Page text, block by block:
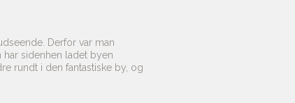
Derfor var man
sidenhen ladet byen
rundt i den fantastiske by, og